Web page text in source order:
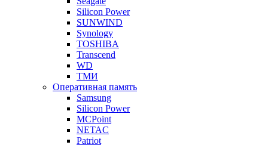
Silicon Power
SUNWIND
Synology
TOSHIBA
Transcend
WD
ТМИ
Оперативная память
Samsung
Silicon Power
MCPoint
NETAC
Patriot